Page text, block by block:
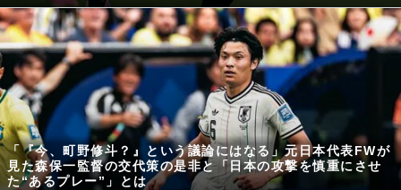
「『今、町野修斗？』という議論にはなる」元日本代表FWが
見た森保一監督の交代策の是非と「日本の攻撃を慎重にさせ
た“あるプレー”」とは